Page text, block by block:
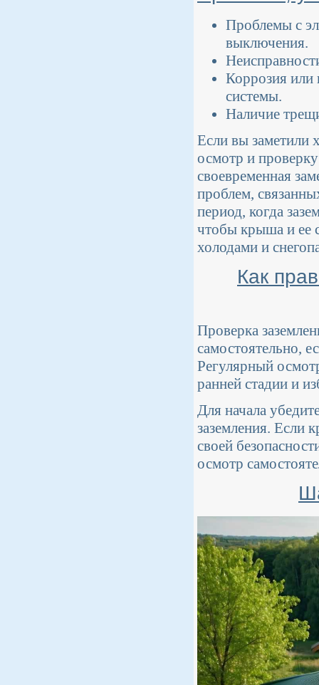
Проблемы с
выключения.
Коррозия или
системы.
Наличие
Если вы заметили
осмотр и
своевременная
проблем,
период, когда
чтобы крыша и ее
холодами и
Как
Проверка
самостоятельно,
Регулярный
ранней стадии и
Для начала
заземления. Если
своей
осмотр